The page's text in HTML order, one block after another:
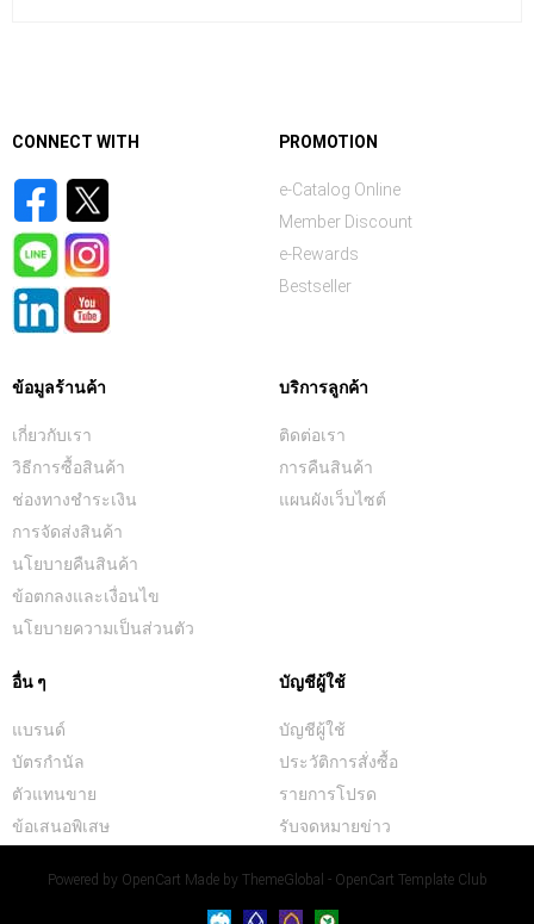
CONNECT WITH PROMOTION
e-Catalog Online
Member Discount
e-Rewards
Bestseller
ข้อมูลร้านค้า
เกี่ยวกับเรา
วิธีการซื้อสินค้า
ช่องทางชำระเงิน
การจัดส่งสินค้า
นโยบายคืนสินค้า
ข้อตกลงและเงื่อนไข
นโยบายความเป็นส่วนตัว
บริการลูกค้า
ติดต่อเรา
การคืนสินค้า
แผนผังเว็บไซต์
อื่น ๆ
แบรนด์
บัตรกำนัล
ตัวแทนขาย
ข้อเสนอพิเสษ
บัญชีผู้ใช้
บัญชีผู้ใช้
ประวัติการสั่งซื้อ
รายการโปรด
รับจดหมายข่าว
Powered by OpenCart Made by ThemeGlobal - OpenCart Template Club